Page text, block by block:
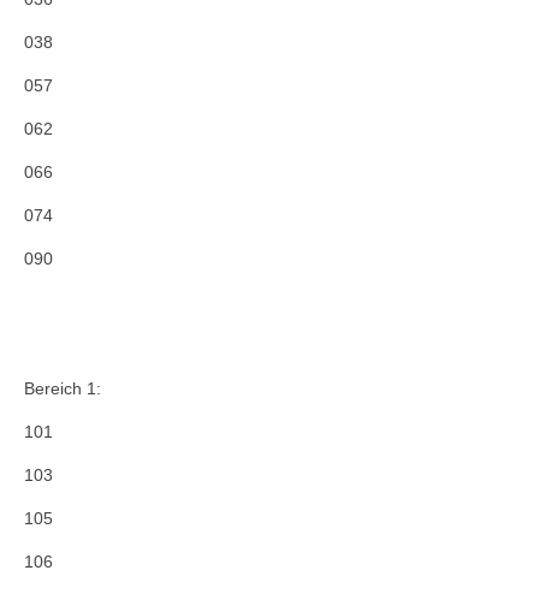
038
057
062
066
074
090
Bereich 1:
101
103
105
106